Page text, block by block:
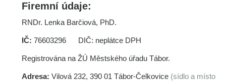
Firemní údaje:
RNDr. Lenka Barčiová, PhD.
IČ: 76603296 DIČ: neplátce DPH
Registrována na ŽÚ Městského úřadu Tábor.
Adresa: Vilová 232, 390 01 Tábor-Čelkovice (sídlo a místo